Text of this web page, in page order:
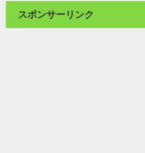
スポンサーリンク